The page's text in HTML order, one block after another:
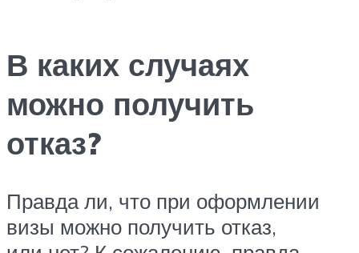
В каких случаях
можно получить
отказ?
Правда ли, что при оформлении
визы можно получить отказ,